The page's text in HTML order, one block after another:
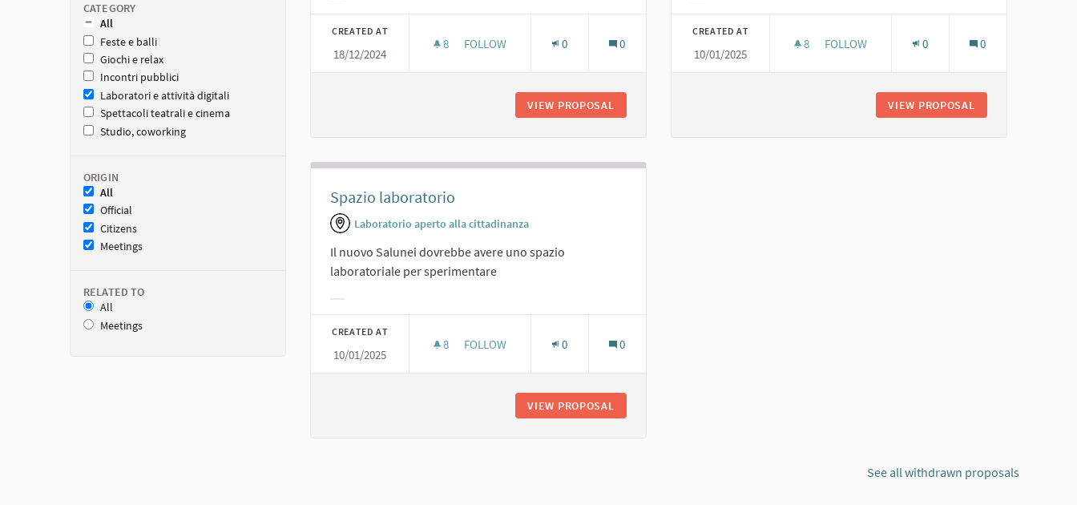
CATEGORY
All
Feste e balli
Giochi e relax
Incontri pubblici
Laboratori e attività digitali
Spettacoli teatrali e cinema
Studio, coworking
ORIGIN
All
Official
Citizens
Meetings
RELATED TO
All
Meetings
CREATED AT
18/12/2024
8 8 FOLLOWERS
FOLLOW 0 0
VIEW PROPOSAL
CREATED AT
10/01/2025
8 8 FOLLOWERS
FOLLOW 0 0
VIEW PROPOSAL
Spazio laboratorio
Laboratorio aperto alla cittadinanza
Il nuovo Salunei dovrebbe avere uno spazio
laboratoriale per sperimentare
CREATED AT
10/01/2025
8 8 FOLLOWERS
FOLLOW 0 0
VIEW PROPOSAL
See all withdrawn proposals